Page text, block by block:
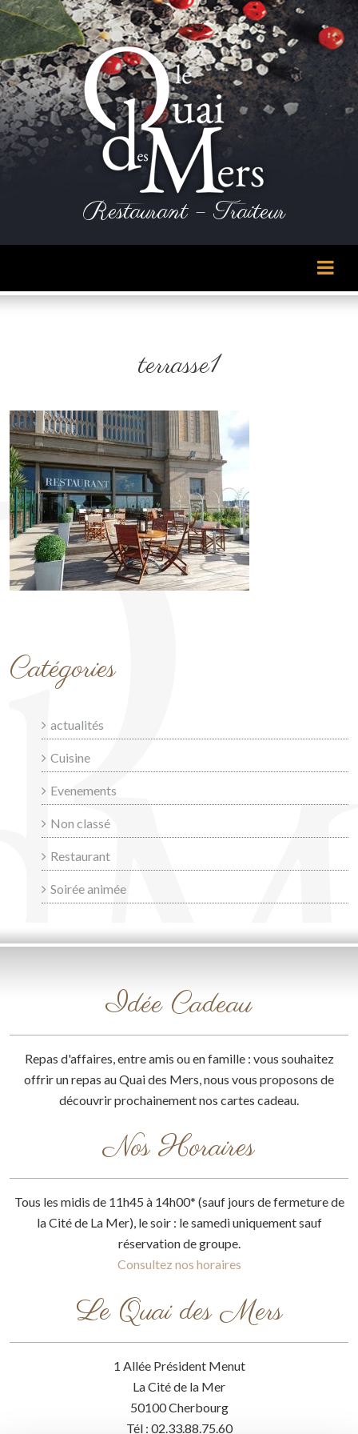
Restaurant – Traiteur
terrasse1
Catégories
actualités
Cuisine
Evenements
Non classé
Restaurant
Soirée animée
Idée Cadeau
Repas d'affaires, entre amis ou en famille : vous souhaitez
offrir un repas au Quai des Mers, nous vous proposons de
découvrir prochainement nos cartes cadeau.
Nos Horaires
Tous les midis de 11h45 à 14h00* (sauf jours de fermeture de
la Cité de La Mer), le soir : le samedi uniquement sauf
réservation de groupe.
Consultez nos horaires
Le Quai des Mers
1 Allée Président Menut
La Cité de la Mer
50100 Cherbourg
Tél : 02.33.88.75.60
Panneau de gestion des cookies